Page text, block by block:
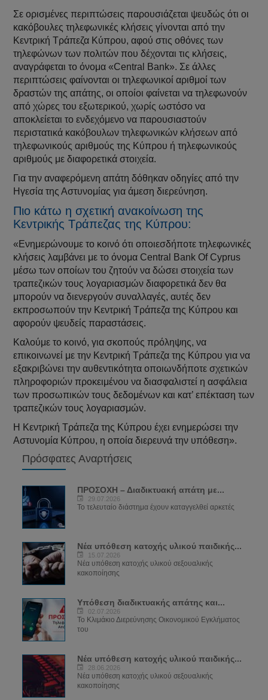
Σε ορισμένες περιπτώσεις παρουσιάζεται ψευδώς ότι οι
κακόβουλες τηλεφωνικές κλήσεις γίνονται από την
Κεντρική Τράπεζα Κύπρου, αφού στις οθόνες των
τηλεφώνων των πολιτών που δέχονται τις κλήσεις,
αναγράφεται το όνομα «Central Bank». Σε άλλες
περιπτώσεις φαίνονται οι τηλεφωνικοί αριθμοί των
δραστών της απάτης, οι οποίοι φαίνεται να τηλεφωνούν
από χώρες του εξωτερικού, χωρίς ωστόσο να
αποκλείεται το ενδεχόμενο να παρουσιαστούν
περιστατικά κακόβουλων τηλεφωνικών κλήσεων από
τηλεφωνικούς αριθμούς της Κύπρου ή τηλεφωνικούς
αριθμούς με διαφορετικά στοιχεία.
Για την αναφερόμενη απάτη δόθηκαν οδηγίες από την
Ηγεσία της Αστυνομίας για άμεση διερεύνηση.
Πιο κάτω η σχετική ανακοίνωση της
Κεντρικής Τράπεζας της Κύπρου:
«Ενημερώνουμε το κοινό ότι οποιεσδήποτε τηλεφωνικές
κλήσεις λαμβάνει με το όνομα Central Bank Of Cyprus
μέσω των οποίων του ζητούν να δώσει στοιχεία των
τραπεζικών τους λογαριασμών διαφορετικά δεν θα
μπορούν να διενεργούν συναλλαγές, αυτές δεν
εκπροσωπούν την Κεντρική Τράπεζα της Κύπρου και
αφορούν ψευδείς παραστάσεις.
Καλούμε το κοινό, για σκοπούς πρόληψης, να
επικοινωνεί με την Κεντρική Τράπεζα της Κύπρου για να
εξακριβώνει την αυθεντικότητα οποιωνδήποτε σχετικών
πληροφοριών προκειμένου να διασφαλιστεί η ασφάλεια
των προσωπικών τους δεδομένων και κατ’ επέκταση των
τραπεζικών τους λογαριασμών.
Η Κεντρική Τράπεζα της Κύπρου έχει ενημερώσει την
Αστυνομία Κύπρου, η οποία διερευνά την υπόθεση».
Πρόσφατες Αναρτήσεις
ΠΡΟΣΟΧΗ – Διαδικτυακή απάτη με...
29.07.2026
Το τελευταίο διάστημα έχουν καταγγελθεί αρκετές
Νέα υπόθεση κατοχής υλικού παιδικής...
15.07.2026
Νέα υπόθεση κατοχής υλικού σεξουαλικής
κακοποίησης
Υπόθεση διαδικτυακής απάτης και...
02.07.2026
Το Κλιμάκιο Διερεύνησης Οικονομικού Εγκλήματος
του
Νέα υπόθεση κατοχής υλικού παιδικής...
28.06.2026
Νέα υπόθεση κατοχής υλικού σεξουαλικής
κακοποίησης